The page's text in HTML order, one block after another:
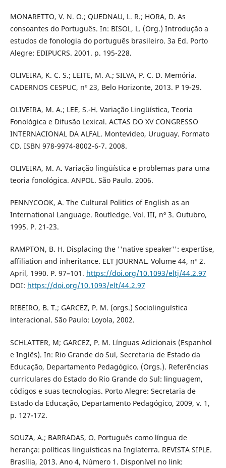
MONARETTO, V. N. O.; QUEDNAU, L. R.; HORA, D. As
consoantes do Português. In: BISOL, L. (Org.) Introdução a
estudos de fonologia do português brasileiro. 3a Ed. Porto
Alegre: EDIPUCRS. 2001. p. 195-228.
OLIVEIRA, K. C. S.; LEITE, M. A.; SILVA, P. C. D. Memória.
CADERNOS CESPUC, nº 23, Belo Horizonte, 2013. P 19-29.
OLIVEIRA, M. A.; LEE, S.-H. Variação Lingüística, Teoria
Fonológica e Difusão Lexical. ACTAS DO XV CONGRESSO
INTERNACIONAL DA ALFAL. Montevideo, Uruguay. Formato
CD. ISBN 978-9974-8002-6-7. 2008.
OLIVEIRA, M. A. Variação lingüística e problemas para uma
teoria fonológica. ANPOL. São Paulo. 2006.
PENNYCOOK, A. The Cultural Politics of English as an
International Language. Routledge. Vol. III, nº 3. Outubro,
1995. P. 21-23.
RAMPTON, B. H. Displacing the ''native speaker'': expertise,
affiliation and inheritance. ELT JOURNAL. Volume 44, nº 2.
April, 1990. P. 97–101. https://doi.org/10.1093/eltj/44.2.97
DOI: https://doi.org/10.1093/elt/44.2.97
RIBEIRO, B. T.; GARCEZ, P. M. (orgs.) Sociolinguística
interacional. São Paulo: Loyola, 2002.
SCHLATTER, M; GARCEZ, P. M. Línguas Adicionais (Espanhol
e Inglês). In: Rio Grande do Sul, Secretaria de Estado da
Educação, Departamento Pedagógico. (Orgs.). Referências
curriculares do Estado do Rio Grande do Sul: linguagem,
códigos e suas tecnologias. Porto Alegre: Secretaria de
Estado da Educação, Departamento Pedagógico, 2009, v. 1,
p. 127-172.
SOUZA, A.; BARRADAS, O. Português como língua de
herança: políticas linguísticas na Inglaterra. REVISTA SIPLE.
Brasília, 2013. Ano 4, Número 1. Disponível no link: